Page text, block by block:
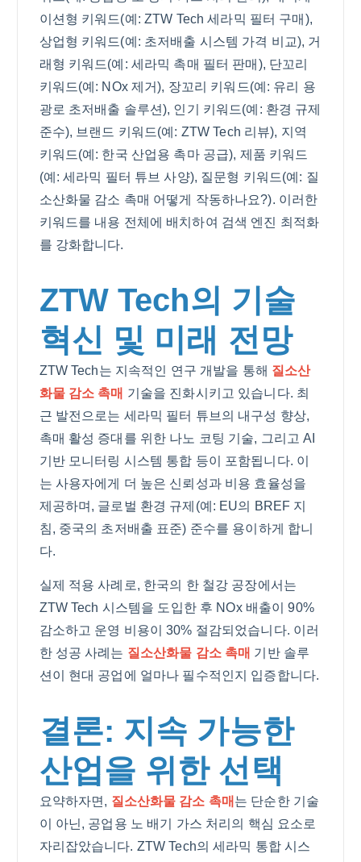
이션형 키워드(예: ZTW Tech 세라믹 필터 구매),
상업형 키워드(예: 초저배출 시스템 가격 비교), 거
래형 키워드(예: 세라믹 촉매 필터 판매), 단꼬리
키워드(예: NOx 제거), 장꼬리 키워드(예: 유리 용
광로 초저배출 솔루션), 인기 키워드(예: 환경 규제
준수), 브랜드 키워드(예: ZTW Tech 리뷰), 지역
키워드(예: 한국 산업용 촉마 공급), 제품 키워드
(예: 세라믹 필터 튜브 사양), 질문형 키워드(예: 질
소산화물 감소 촉매 어떻게 작동하나요?). 이러한
키워드를 내용 전체에 배치하여 검색 엔진 최적화
를 강화합니다.
ZTW Tech의 기술
혁신 및 미래 전망
ZTW Tech는 지속적인 연구 개발을 통해 질소산
화물 감소 촉매 기술을 진화시키고 있습니다. 최
근 발전으로는 세라믹 필터 튜브의 내구성 향상,
촉매 활성 증대를 위한 나노 코팅 기술, 그리고 AI
기반 모니터링 시스템 통합 등이 포함됩니다. 이
는 사용자에게 더 높은 신뢰성과 비용 효율성을
제공하며, 글로벌 환경 규제(예: EU의 BREF 지
침, 중국의 초저배출 표준) 준수를 용이하게 합니
다.
실제 적용 사례로, 한국의 한 철강 공장에서는
ZTW Tech 시스템을 도입한 후 NOx 배출이 90%
감소하고 운영 비용이 30% 절감되었습니다. 이러
한 성공 사례는 질소산화물 감소 촉매 기반 솔루
션이 현대 공업에 얼마나 필수적인지 입증합니다.
결론: 지속 가능한
산업을 위한 선택
요약하자면, 질소산화물 감소 촉매 는 단순한 기술
이 아닌, 공업용 노 배기 가스 처리의 핵심 요소로
자리잡았습니다. ZTW Tech의 세라믹 통합 시스